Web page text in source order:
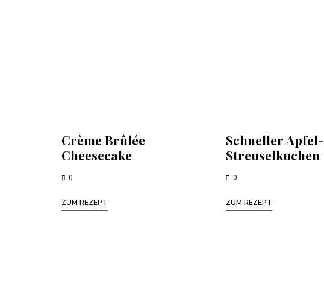
Crème Brûlée
Cheesecake
0
ZUM REZEPT
Schneller Apfel-
Streuselkuchen
0
ZUM REZEPT